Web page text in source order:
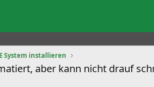
System installieren
aber kann nicht drauf